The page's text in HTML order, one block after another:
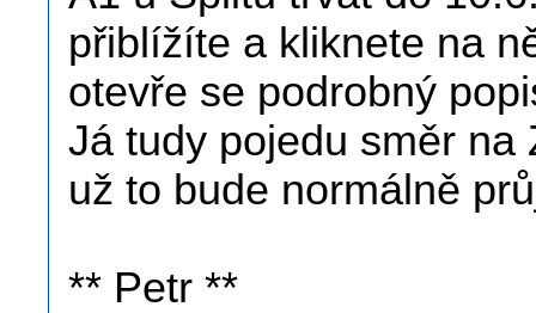
přiblížíte a kliknete na
otevře se podrobný
Já tudy pojedu směr
už to bude normálně
** Petr **